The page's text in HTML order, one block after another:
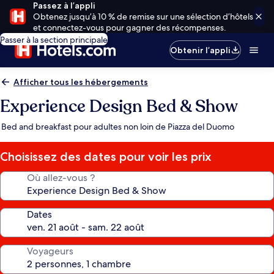
Passez à l’appli
Obtenez jusqu’à 10 % de remise sur une sélection d’hôtels
et connectez-vous pour gagner des récompenses.
Passer à la section principale
Obtenir l’appli
Afficher tous les hébergements
Experience Design Bed & Show
Bed and breakfast pour adultes non loin de Piazza del Duomo
Choisissez des dates pour voir les prix
Où allez-vous ?
Dates
Voyageurs